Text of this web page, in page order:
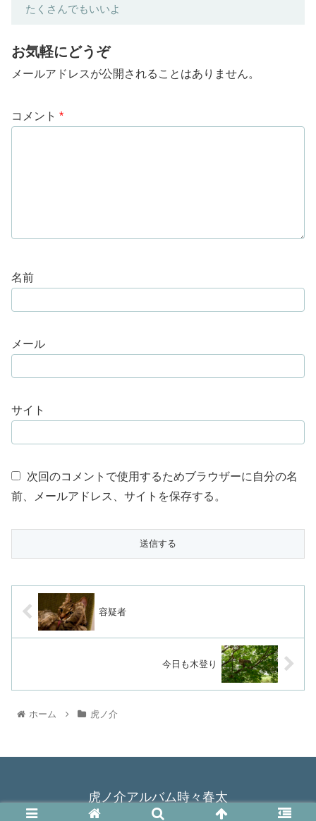
たくさんでもいいよ
お気軽にどうぞ
メールアドレスが公開されることはありません。
コメント *
名前
メール
サイト
次回のコメントで使用するためブラウザーに自分の名
前、メールアドレス、サイトを保存する。
容疑者
今日も木登り
ホーム 虎ノ介
虎ノ介アルバム時々春太
© 2015 虎ノ介アルバム時々春太.